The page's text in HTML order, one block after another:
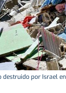
por Israel